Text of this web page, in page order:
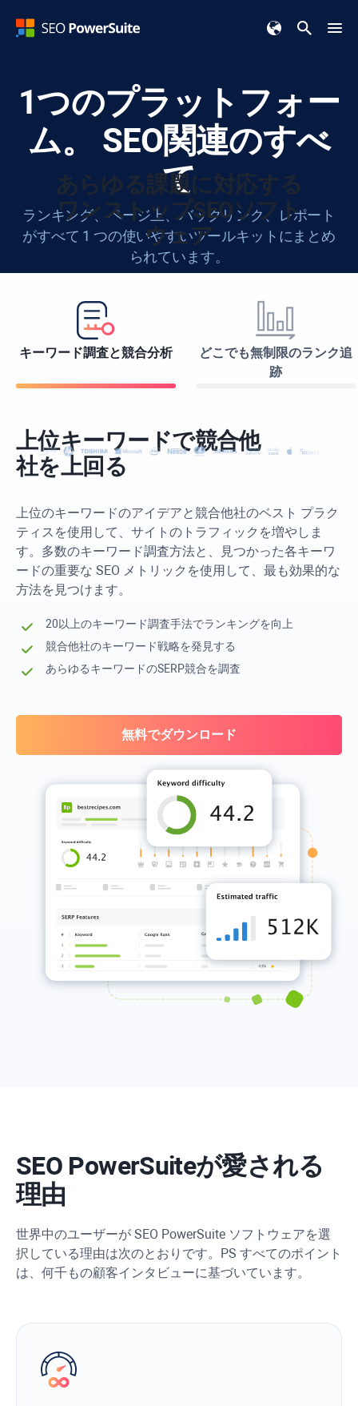
1つのプラットフォー
ム。
SEO関連のすべ
て
ランキング、ページ上、バックリンク、レポート
がすべて 1 つの使いやすいツールキットにまとめ
られています。
Windows
あらゆる課題に対応する
ワンストップSEOソフト
ウェア
キーワード調査と競合分析
どこでも無制限のランク追
跡
上位キーワードで競合他
社を上回る
上位のキーワードのアイデアと競合他社のベスト プラク
ティスを使用して、サイトのトラフィックを増やしま
す。多数のキーワード調査方法と、見つかった各キーワ
ードの重要な SEO メトリックを使用して、最も効果的な
方法を見つけます。
20以上のキーワード調査手法でランキングを向上
競合他社のキーワード戦略を発見する
あらゆるキーワードのSERP競合を調査
無料でダウンロード
SEO PowerSuiteが愛される
理由
世界中のユーザーが SEO PowerSuite ソフトウェアを選
択している理由は次のとおりです。PS すべてのポイント
は、何千もの顧客インタビューに基づいています。